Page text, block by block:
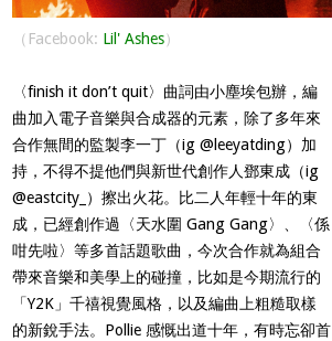
（Facebook: Lil' Ashes）
〈finish it don’t quit〉曲詞由小塵埃包辦，編
曲加入電子音樂與合成器的元素，除了多年來
合作無間的監製李一丁（ig @leeyatding）加
持，不得不提他們與新世代創作人鄧東成（ig
@eastcity_）擦出火花。比二人年輕十年的東
成，已經創作過〈天水圍 Gang Gang〉、〈係
咁先啦〉等多首話題歌曲，今次合作就為組合
帶來音樂和美學上的碰撞，比如是今期流行的
「Y2K」千禧視覺風格，以及編曲上粗糙取樣
的新銳手法。Pollie 感慨出道十年，有時忘卻首